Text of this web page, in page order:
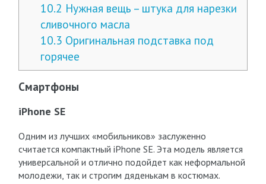
10.2 Нужная вещь – штука для нарезки
сливочного масла
10.3 Оригинальная подставка под
горячее
Смартфоны
iPhone SE
Одним из лучших «мобильников» заслуженно
считается компактный iPhone SE. Эта модель является
универсальной и отлично подойдет как неформальной
молодежи, так и строгим дяденькам в костюмах.